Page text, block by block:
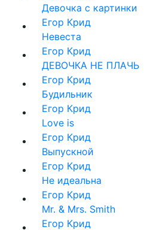
Девочка с картинки
Егор Крид
Невеста
Егор Крид
ДЕВОЧКА НЕ ПЛАЧЬ
Егор Крид
Будильник
Егор Крид
Love is
Егор Крид
Выпускной
Егор Крид
Не идеальна
Егор Крид
Mr. & Mrs. Smith
Егор Крид